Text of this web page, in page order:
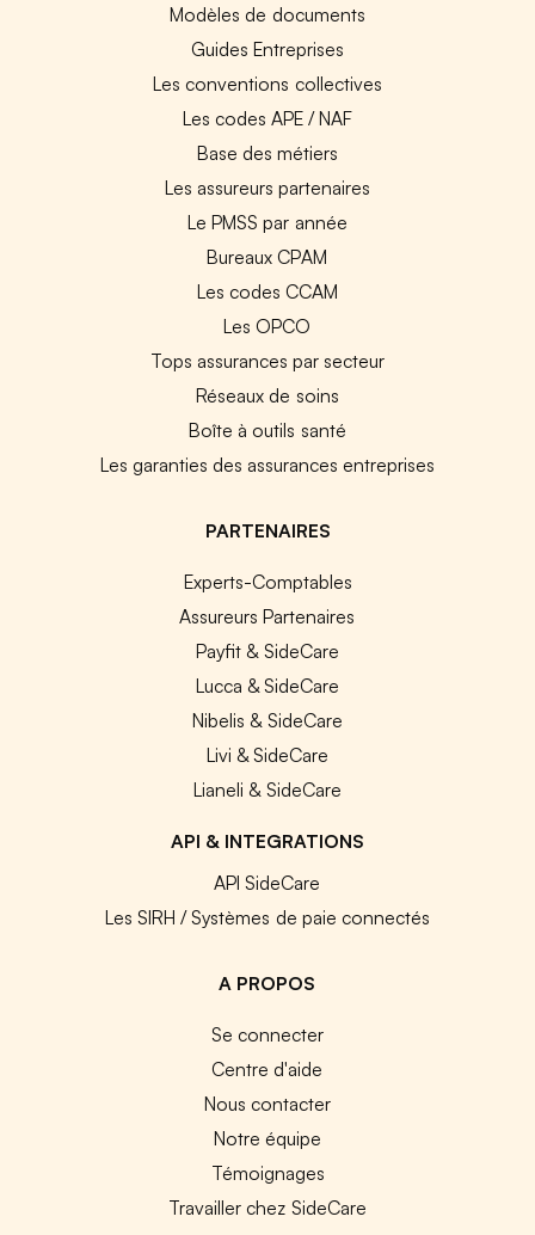
Modèles de documents
Guides Entreprises
Les conventions collectives
Les codes APE / NAF
Base des métiers
Les assureurs partenaires
Le PMSS par année
Bureaux CPAM
Les codes CCAM
Les OPCO
Tops assurances par secteur
Réseaux de soins
Boîte à outils santé
Les garanties des assurances entreprises
PARTENAIRES
Experts-Comptables
Assureurs Partenaires
Payfit & SideCare
Lucca & SideCare
Nibelis & SideCare
Livi & SideCare
Lianeli & SideCare
API & INTEGRATIONS
API SideCare
Les SIRH / Systèmes de paie connectés
A PROPOS
Se connecter
Centre d'aide
Nous contacter
Notre équipe
Témoignages
Travailler chez SideCare